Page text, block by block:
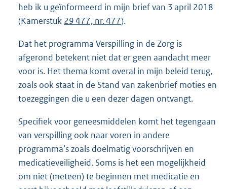
heb ik u geïnformeerd in mijn brief van 3 april 2018
(Kamerstuk 29 477, nr. 477).
Dat het programma Verspilling in de Zorg is
afgerond betekent niet dat er geen aandacht meer
voor is. Het thema komt overal in mijn beleid terug,
zoals ook staat in de Stand van zakenbrief moties en
toezeggingen die u een dezer dagen ontvangt.
Specifiek voor geneesmiddelen komt het tegengaan
van verspilling ook naar voren in andere
programma’s zoals doelmatig voorschrijven en
medicatieveiligheid. Soms is het een mogelijkheid
om niet (meteen) te beginnen met medicatie en